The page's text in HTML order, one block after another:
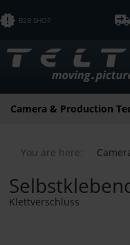
B2B SHOP
Camera & Production
You are here:
Klettverschluss